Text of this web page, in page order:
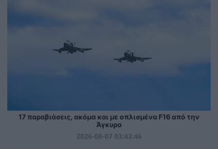
17 παραβιάσεις, ακόμα και με οπλισμένα F16 από την
Άγκυρα
2026-08-07 03:43:46